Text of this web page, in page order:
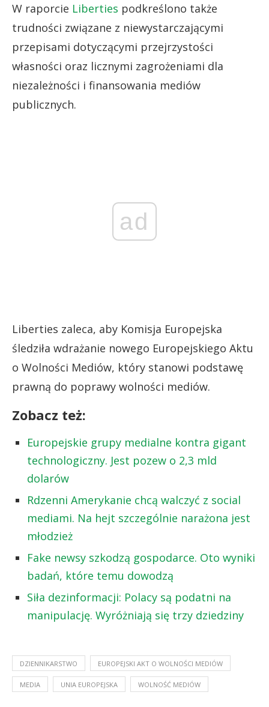
W raporcie Liberties podkreślono także
trudności związane z niewystarczającymi
przepisami dotyczącymi przejrzystości
własności oraz licznymi zagrożeniami dla
niezależności i finansowania mediów
publicznych.
ad
Liberties zaleca, aby Komisja Europejska
śledziła wdrażanie nowego Europejskiego Aktu
o Wolności Mediów, który stanowi podstawę
prawną do poprawy wolności mediów.
Zobacz też:
Europejskie grupy medialne kontra gigant
technologiczny. Jest pozew o 2,3 mld
dolarów
Rdzenni Amerykanie chcą walczyć z social
mediami. Na hejt szczególnie narażona jest
młodzież
Fake newsy szkodzą gospodarce. Oto wyniki
badań, które temu dowodzą
Siła dezinformacji: Polacy są podatni na
manipulację. Wyróżniają się trzy dziedziny
DZIENNIKARSTWO EUROPEJSKI AKT O WOLNOŚCI MEDIÓW
MEDIA UNIA EUROPEJSKA WOLNOŚĆ MEDIÓW